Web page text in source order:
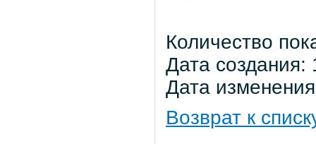
Количество
Дата
Дата
Возврат к